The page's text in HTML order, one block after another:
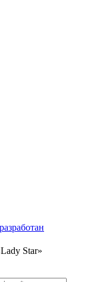
Star»